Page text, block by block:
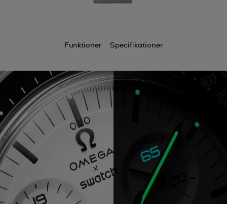
Funktioner Specifikationer